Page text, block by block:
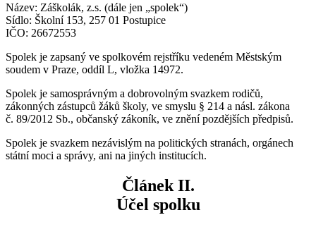
Název: Záškolák, z.s. (dále jen „spolek“)
Sídlo: Školní 153, 257 01 Postupice
IČO: 26672553
Spolek je zapsaný ve spolkovém rejstříku vedeném Městským
soudem v Praze, oddíl L, vložka 14972.
Spolek je samosprávným a dobrovolným svazkem rodičů,
zákonných zástupců žáků školy, ve smyslu § 214 a násl. zákona
č. 89/2012 Sb., občanský zákoník, ve znění pozdějších předpisů.
Spolek je svazkem nezávislým na politických stranách, orgánech
státní moci a správy, ani na jiných institucích.
Článek II.
Účel spolku